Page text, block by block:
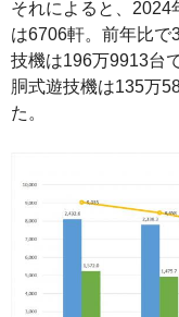
それによると、2024
は6706軒。前年比で
技機は196万9913台
胴式遊技機は135万
た。